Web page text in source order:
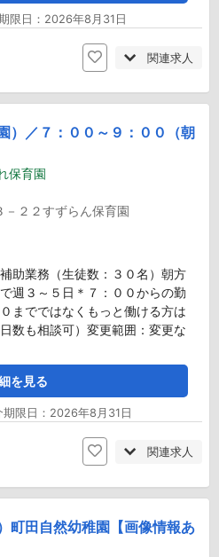
日：2026年8月31日
関連求人
）／７：００～９：００（朝
保育園
２２すずらん保育園
助業務（生徒数：３０名）朝方
週３～５日＊７：００からの勤
までではなくもっと働ける方は
数も相談可）変更範囲：変更な
を見る
限日：2026年8月31日
関連求人
町田自然幼稚園【画像情報あ